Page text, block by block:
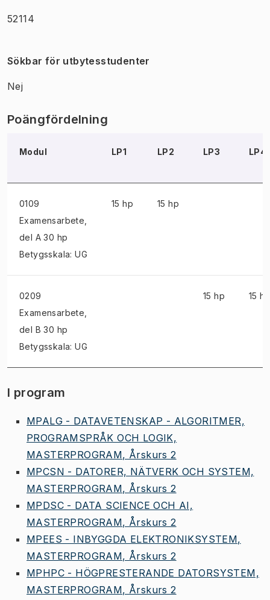
52114
Sökbar för utbytesstudenter
Nej
Poängfördelning
Modul LP1 LP2 LP3 LP4
0109
Examensarbete
del A 30 hp
Betygsskala: UG
15 hp 15 hp
0209
Examensarbete
del B 30 hp
Betygsskala: UG
15 hp 15 hp
I program
MPALG - DATAVETENSKAP - ALGORITMER,
PROGRAMSPRÅK OCH LOGIK,
MASTERPROGRAM, Årskurs 2
MPCSN - DATORER, NÄTVERK OCH SYSTEM,
MASTERPROGRAM, Årskurs 2
MPDSC - DATA SCIENCE OCH AI,
MASTERPROGRAM, Årskurs 2
MPEES - INBYGGDA ELEKTRONIKSYSTEM,
MASTERPROGRAM, Årskurs 2
MPHPC - HÖGPRESTERANDE DATORSYSTEM,
MASTERPROGRAM, Årskurs 2